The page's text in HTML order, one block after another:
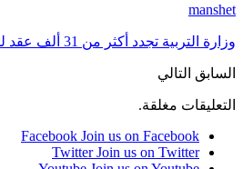
manshet
وزارة التربية تجدد أكثر من 31 ألف عقد للعاملين وفق ضوابط جديدة
السابق التالي
التعليقات مغلقة.
Facebook Join us on Facebook
Twitter Join us on Twitter